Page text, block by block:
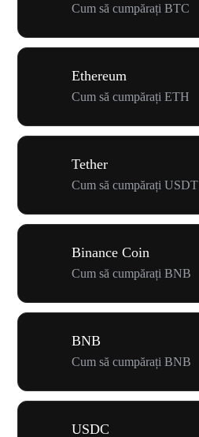
Cum să cumpărați BTC
Ethereum
Cum să cumpărați ETH
Tether
Cum să cumpărați USDT
Binance Coin
Cum să cumpărați BNB
BNB
Cum să cumpărați BNB
USDC